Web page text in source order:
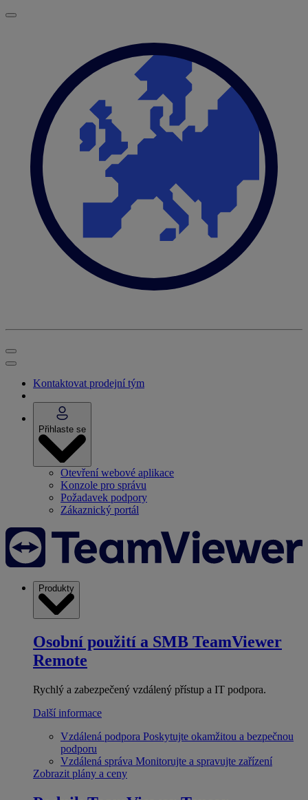
Kontaktovat prodejní tým
Přihlaste se
Otevření webové aplikace
Konzole pro správu
Požadavek podpory
Zákaznický portál
Produkty
Osobní použití a SMB TeamViewer
Remote
Rychlý a zabezpečený vzdálený přístup a IT podpora.
Další informace
Vzdálená podpora Poskytujte okamžitou a bezpečnou
podporu
Vzdálená správa Monitorujte a spravujte zařízení
Zobrazit plány a ceny